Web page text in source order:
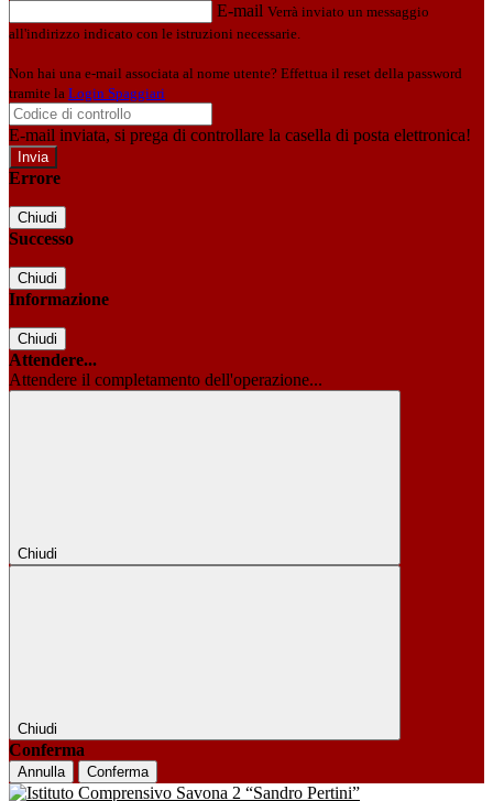
E-mail Verrà inviato un messaggio
all'indirizzo indicato con le istruzioni necessarie.
Non hai una e-mail associata al nome utente? Effettua il reset della password
tramite la Login Spaggiari
E-mail inviata, si prega di controllare la casella di posta elettronica!
Errore
Chiudi
Successo
Chiudi
Informazione
Chiudi
Attendere...
Attendere il completamento dell'operazione...
Chiudi
Chiudi
Conferma
Annulla Conferma